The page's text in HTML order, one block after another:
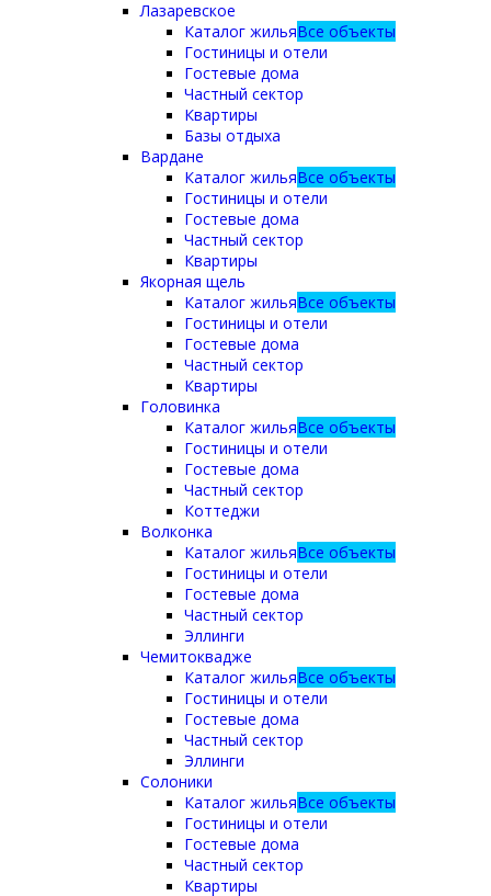
Лазаревское
Каталог жильяВсе объекты
Гостиницы и отели
Гостевые дома
Частный сектор
Квартиры
Базы отдыха
Вардане
Каталог жильяВсе объекты
Гостиницы и отели
Гостевые дома
Частный сектор
Квартиры
Якорная щель
Каталог жильяВсе объекты
Гостиницы и отели
Гостевые дома
Частный сектор
Квартиры
Головинка
Каталог жильяВсе объекты
Гостиницы и отели
Гостевые дома
Частный сектор
Коттеджи
Волконка
Каталог жильяВсе объекты
Гостиницы и отели
Гостевые дома
Частный сектор
Эллинги
Чемитоквадже
Каталог жильяВсе объекты
Гостиницы и отели
Гостевые дома
Частный сектор
Эллинги
Солоники
Каталог жильяВсе объекты
Гостиницы и отели
Гостевые дома
Частный сектор
Квартиры